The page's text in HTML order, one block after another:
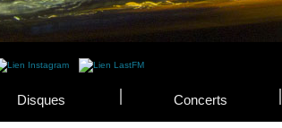
Disques Concerts